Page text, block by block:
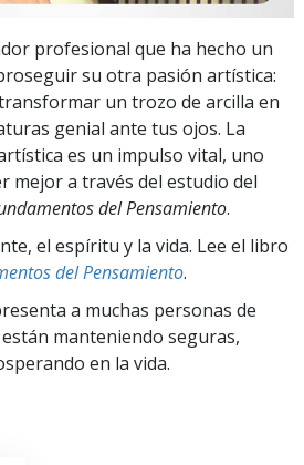
profesional que ha hecho un
su otra pasión artística:
un trozo de arcilla en
genial ante tus ojos. La
es un impulso vital, uno
mejor a través del estudio del
del Pensamiento.
el espíritu y la vida. Lee el libro
del Pensamiento.
a muchas personas de
manteniendo seguras,
en la vida.